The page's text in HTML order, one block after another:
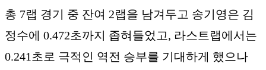
총 7랩 경기 중 잔여 2랩을 남겨두고 송기영은 김
정수에 0.472초까지 좁혀들었고, 라스트랩에서는
0.241초로 극적인 역전 승부를 기대하게 했으나